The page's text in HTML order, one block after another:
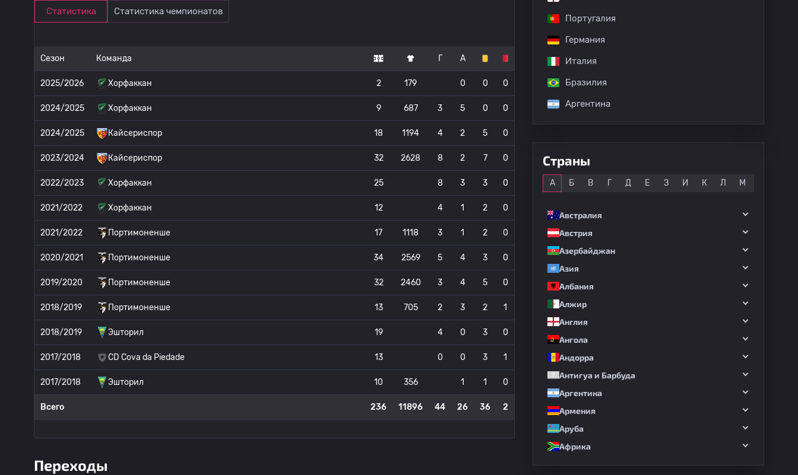
Статистика Статистика чемпионатов
Сезон Команда Г А
2025/2026 Хорфаккан 2 179 0 0 0
2024/2025 Хорфаккан 9 687 3 5 0 0
2024/2025 Кайсериспор 18 1194 4 2 5 0
2023/2024 Кайсериспор 32 2628 8 2 7 0
2022/2023 Хорфаккан 25 8 3 3 0
2021/2022 Хорфаккан 12 4 1 2 0
2021/2022 Портимоненше 17 1118 3 1 2 0
2020/2021 Портимоненше 34 2569 5 4 3 0
2019/2020 Портимоненше 32 2460 3 4 5 0
2018/2019 Портимоненше 13 705 2 3 2 1
2018/2019 Эшторил 19 4 0 3 0
2017/2018 CD Cova da Piedade 13 0 0 3 1
2017/2018 Эшторил 10 356 1 1 0
Всего 236 11896 44 26 36 2
Переходы
Португалия
Германия
Италия
Бразилия
Аргентина
Страны
А Б В Г Д Е З И К Л М
Австралия
Австрия
Азербайджан
Азия
Албания
Алжир
Англия
Ангола
Андорра
Антигуа и Барбуда
Аргентина
Армения
Аруба
Африка